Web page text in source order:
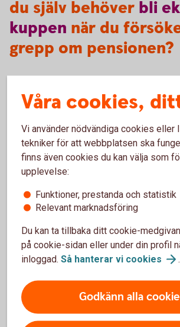
du själv behöver bli
kuppen när du
grepp om pensionen?
Börja med att göra en självkoll på läget
. Där kan du se precis
uträkningar ser ut och vad du kommer att
pension.
Pension
Läs mer om olika områden inom
Pension - merinformation
Våra cookies,
Vi använder nödvändiga cookies eller
tekniker för att webbplatsen ska
finns även cookies du kan välja som
upplevelse:
Funktioner, prestanda och statistik
Relevant marknadsföring
Du kan ta tillbaka ditt cookie-
på cookie-sidan eller under din profil
inloggad. Så hanterar vi cookies .
Godkänn alla